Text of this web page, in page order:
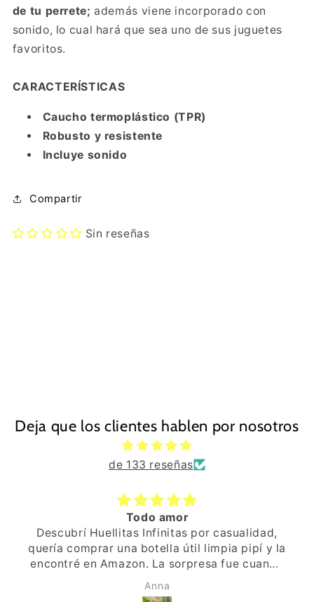
de tu perrete;además viene incorporado con
sonido, lo cual hará que sea uno de sus juguetes
favoritos.
CARACTERÍSTICAS
Caucho termoplástico (TPR)
Robusto y resistente
Incluye sonido
Compartir
Sin reseñas
Deja que los clientes hablen por nosotros
de 133 reseñas
Todo amor
Descubrí Huellitas Infinitas por casualidad,
quería comprar una botella útil limpia pipí y la
encontré en Amazon. La sorpresa fue cuando
recibí el paquete, ya ví que era especial, el
envoltorio, la pegatina de una huellita,
Anna